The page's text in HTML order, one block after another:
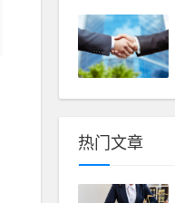
热门文章